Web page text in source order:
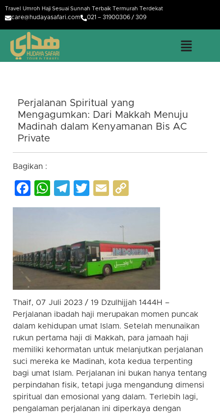
Travel Umroh Haji Sesuai Sunnah Terbaik Termurah Terdekat
care@hudayasafari.com 021 – 31900306 / 309
Perjalanan Spiritual yang
Mengagumkan: Dari Makkah Menuju
Madinah dalam Kenyamanan Bis AC
Private
Bagikan :
Facebook
WhatsApp
Telegram
Twitter
Email
Link
Thaif, 07 Juli 2023 / 19 Dzulhijjah 1444H –
Perjalanan ibadah haji merupakan momen puncak
dalam kehidupan umat Islam. Setelah menunaikan
rukun pertama haji di Makkah, para jamaah haji
memiliki kehormatan untuk melanjutkan perjalanan
suci mereka ke Madinah, kota kedua terpenting
bagi umat Islam. Perjalanan ini bukan hanya tentang
perpindahan fisik, tetapi juga mengandung dimensi
spiritual dan emosional yang dalam. Terlebih lagi,
pengalaman perjalanan ini diperkaya dengan